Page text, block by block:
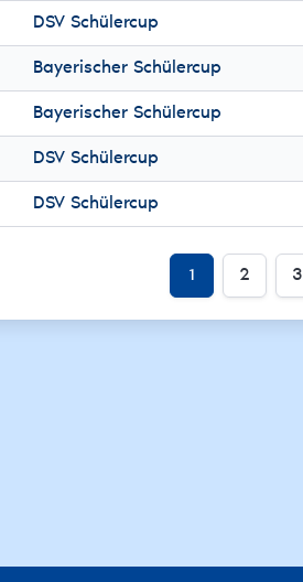
DSV Schülercup
Bayerischer Schülercup
Bayerischer Schülercup
DSV Schülercup
DSV Schülercup
1 2 3